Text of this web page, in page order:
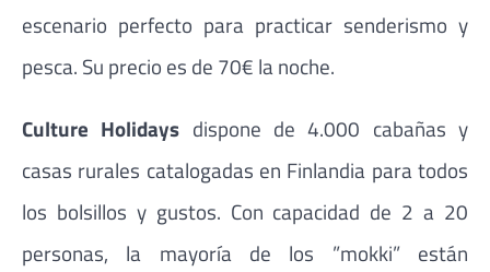
escenario perfecto para practicar senderismo y
pesca. Su precio es de 70€ la noche.
Culture Holidays dispone de 4.000 cabañas y
casas rurales catalogadas en Finlandia para todos
los bolsillos y gustos. Con capacidad de 2 a 20
personas, la mayoría de los ”mokki” están